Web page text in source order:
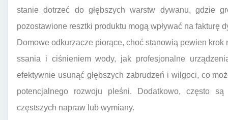
stanie dotrzeć do głębszych warstw dywanu, gdzie
pozostawione resztki produktu mogą wpływać na fakturę
Domowe odkurzacze piorące, choć stanowią pewien
ssania i ciśnieniem wody, jak profesjonalne
efektywnie usunąć głębszych zabrudzeń i wilgoci, co
potencjalnego rozwoju pleśni. Dodatkowo, często
częstszych napraw lub wymiany.